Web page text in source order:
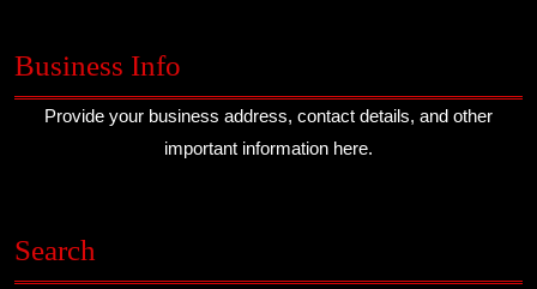
Business Info
Provide your business address, contact details, and other
important information here.
Search